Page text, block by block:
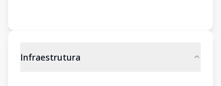
Infraestrutura